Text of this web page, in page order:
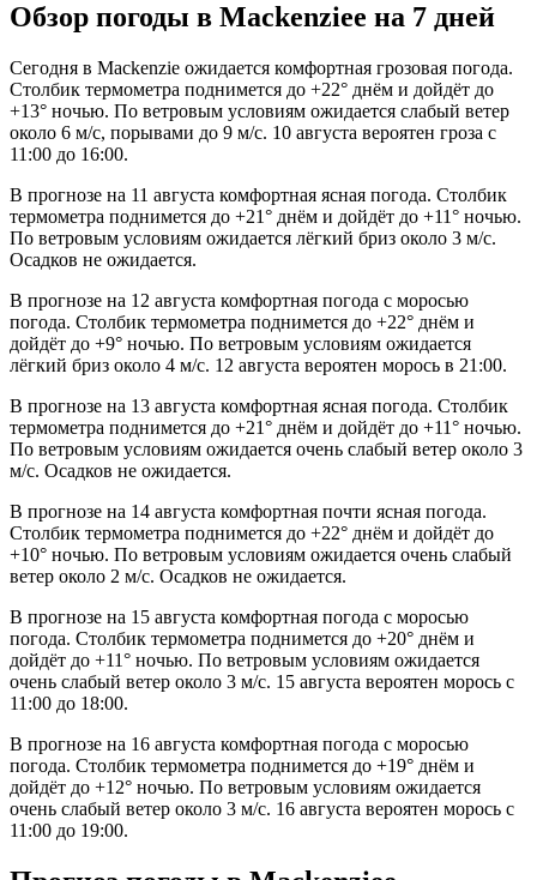
Обзор погоды в Mackenzieе на 7 дней
Сегодня в Mackenzie ожидается комфортная грозовая погода.
Столбик термометра поднимется до +22° днём и дойдёт до
+13° ночью. По ветровым условиям ожидается слабый ветер
около 6 м/с, порывами до 9 м/с. 10 августа вероятен гроза с
11:00 до 16:00.
В прогнозе на 11 августа комфортная ясная погода. Столбик
термометра поднимется до +21° днём и дойдёт до +11° ночью.
По ветровым условиям ожидается лёгкий бриз около 3 м/с.
Осадков не ожидается.
В прогнозе на 12 августа комфортная погода с моросью
погода. Столбик термометра поднимется до +22° днём и
дойдёт до +9° ночью. По ветровым условиям ожидается
лёгкий бриз около 4 м/с. 12 августа вероятен морось в 21:00.
В прогнозе на 13 августа комфортная ясная погода. Столбик
термометра поднимется до +21° днём и дойдёт до +11° ночью.
По ветровым условиям ожидается очень слабый ветер около 3
м/с. Осадков не ожидается.
В прогнозе на 14 августа комфортная почти ясная погода.
Столбик термометра поднимется до +22° днём и дойдёт до
+10° ночью. По ветровым условиям ожидается очень слабый
ветер около 2 м/с. Осадков не ожидается.
В прогнозе на 15 августа комфортная погода с моросью
погода. Столбик термометра поднимется до +20° днём и
дойдёт до +11° ночью. По ветровым условиям ожидается
очень слабый ветер около 3 м/с. 15 августа вероятен морось с
11:00 до 18:00.
В прогнозе на 16 августа комфортная погода с моросью
погода. Столбик термометра поднимется до +19° днём и
дойдёт до +12° ночью. По ветровым условиям ожидается
очень слабый ветер около 3 м/с. 16 августа вероятен морось с
11:00 до 19:00.